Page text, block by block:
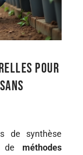
pour
de synthèse
de méthodes